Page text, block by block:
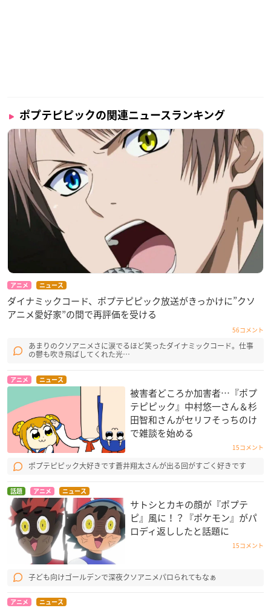
ポプテピピックの関連ニュースランキング
アニメ ニュース
ダイナミックコード、ポプテピピック放送がきっかけに”クソ
アニメ愛好家”の間で再評価を受ける
56コメント
あまりのクソアニメさに涙でるほど笑ったダイナミックコード。仕事
の鬱も吹き飛ばしてくれた光…
アニメ ニュース
被害者どころか加害者…『ポプ
テピピック』中村悠一さん＆杉
田智和さんがセリフそっちのけ
で雑談を始める
15コメント
ポプテピピック大好きです蒼井翔太さんが出る回がすごく好きです
話題 アニメ ニュース
サトシとカキの顔が『ポプテ
ピ』風に！？『ポケモン』がパ
ロディ返ししたと話題に
15コメント
子ども向けゴールデンで深夜クソアニメパロられてもなぁ
アニメ ニュース